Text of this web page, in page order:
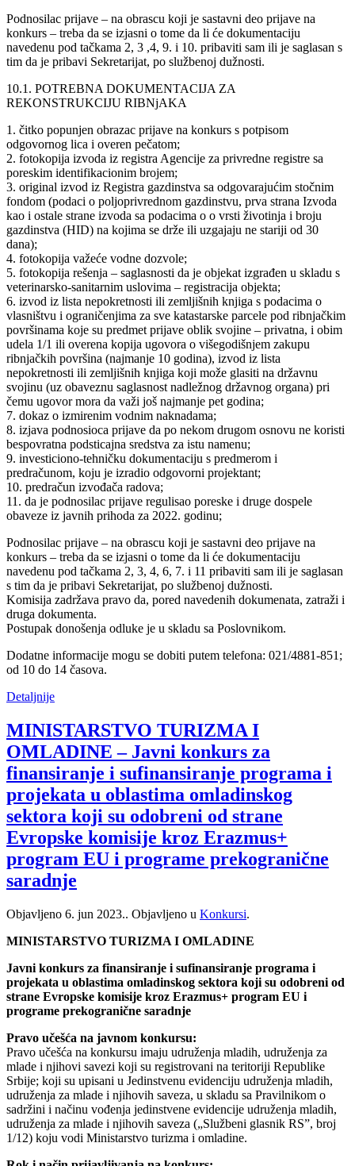
Podnosilac prijave – na obrascu koji je sastavni deo prijave na
konkurs – treba da se izjasni o tome da li će dokumentaciju
navedenu pod tačkama 2, 3 ,4, 9. i 10. pribaviti sam ili je saglasan s
tim da je pribavi Sekretarijat, po službenoj dužnosti.
10.1. POTREBNA DOKUMENTACIJA ZA
REKONSTRUKCIJU RIBNjAKA
1. čitko popunjen obrazac prijave na konkurs s potpisom
odgovornog lica i overen pečatom;
2. fotokopija izvoda iz registra Agencije za privredne registre sa
poreskim identifikacionim brojem;
3. original izvod iz Registra gazdinstva sa odgovarajućim stočnim
fondom (podaci o poljoprivrednom gazdinstvu, prva strana Izvoda
kao i ostale strane izvoda sa podacima o o vrsti životinja i broju
gazdinstva (HID) na kojima se drže ili uzgajaju ne stariji od 30
dana);
4. fotokopija važeće vodne dozvole;
5. fotokopija rešenja – saglasnosti da je objekat izgrađen u skladu s
veterinarsko-sanitarnim uslovima – registracija objekta;
6. izvod iz lista nepokretnosti ili zemljišnih knjiga s podacima o
vlasništvu i ograničenjima za sve katastarske parcele pod ribnjačkim
površinama koje su predmet prijave oblik svojine – privatna, i obim
udela 1/1 ili overena kopija ugovora o višegodišnjem zakupu
ribnjačkih površina (najmanje 10 godina), izvod iz lista
nepokretnosti ili zemljišnih knjiga koji može glasiti na državnu
svojinu (uz obaveznu saglasnost nadležnog državnog organa) pri
čemu ugovor mora da važi još najmanje pet godina;
7. dokaz o izmirenim vodnim naknadama;
8. izjava podnosioca prijave da po nekom drugom osnovu ne koristi
bespovratna podsticajna sredstva za istu namenu;
9. investiciono-tehničku dokumentaciju s predmerom i
predračunom, koju je izradio odgovorni projektant;
10. predračun izvođača radova;
11. da je podnosilac prijave regulisao poreske i druge dospele
obaveze iz javnih prihoda za 2022. godinu;
Podnosilac prijave – na obrascu koji je sastavni deo prijave na
konkurs – treba da se izjasni o tome da li će dokumentaciju
navedenu pod tačkama 2, 3, 4, 6, 7. i 11 pribaviti sam ili je saglasan
s tim da je pribavi Sekretarijat, po službenoj dužnosti.
Komisija zadržava pravo da, pored navedenih dokumenata, zatraži i
druga dokumenta.
Postupak donošenja odluke je u skladu sa Poslovnikom.
Dodatne informacije mogu se dobiti putem telefona: 021/4881-851;
od 10 do 14 časova.
Detaljnije
MINISTARSTVO TURIZMA I
OMLADINE – Javni konkurs za
finansiranje i sufinansiranje programa i
projekata u oblastima omladinskog
sektora koji su odobreni od strane
Evropske komisije kroz Erazmus+
program EU i programe prekogranične
saradnje
Objavljeno 6. jun 2023.. Objavljeno u Konkursi.
MINISTARSTVO TURIZMA I OMLADINE
Javni konkurs za finansiranje i sufinansiranje programa i
projekata u oblastima omladinskog sektora koji su odobreni od
strane Evropske komisije kroz Erazmus+ program EU i
programe prekogranične saradnje
Pravo učešća na javnom konkursu:
Pravo učešća na konkursu imaju udruženja mladih, udruženja za
mlade i njihovi savezi koji su registrovani na teritoriji Republike
Srbije; koji su upisani u Jedinstvenu evidenciju udruženja mladih,
udruženja za mlade i njihovih saveza, u skladu sa Pravilnikom o
sadržini i načinu vođenja jedinstvene evidencije udruženja mladih,
udruženja za mlade i njihovih saveza („Službeni glasnik RS”, broj
1/12) koju vodi Ministarstvo turizma i omladine.